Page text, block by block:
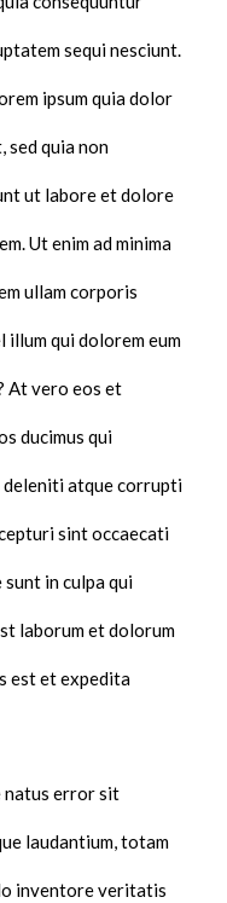
sequi nesciunt.
ipsum quia dolor
sed quia non
ut labore et dolore
Ut enim ad minima
ullam corporis
illum qui dolorem eum
At vero eos et
ducimus qui
atque corrupti
sint occaecati
in culpa qui
laborum et dolorum
est et expedita
natus error sit
laudantium, totam
inventore veritatis